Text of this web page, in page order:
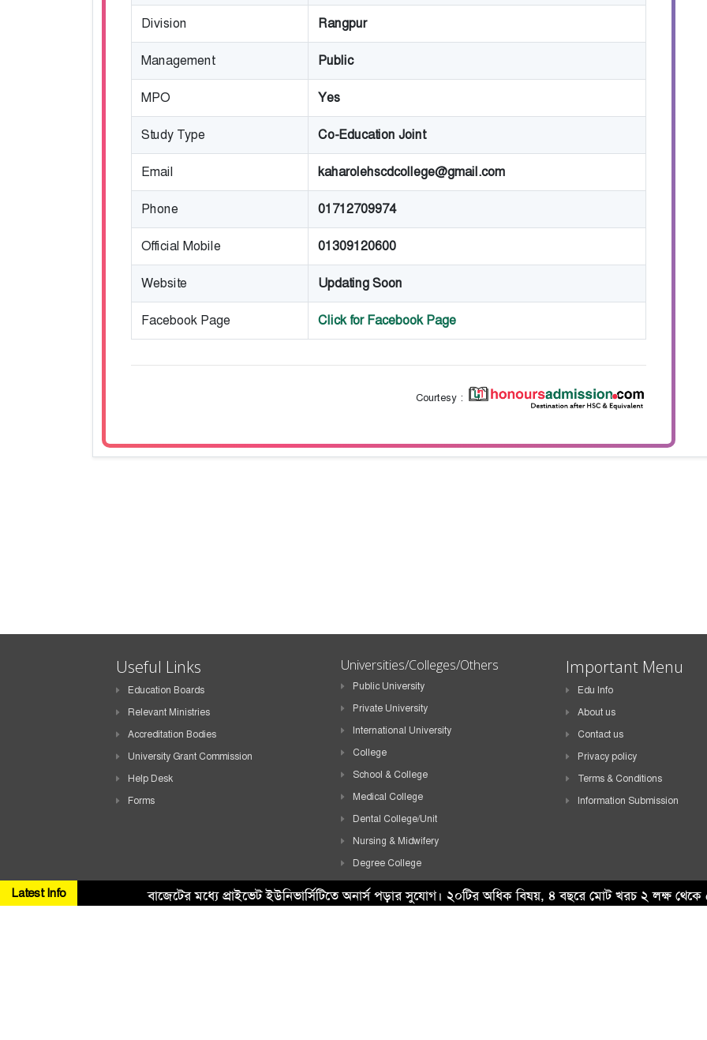
Division Rangpur
Management Public
MPO Yes
Study Type Co-Education Joint
Email kaharolehscdcollege@gmail.com
Phone 01712709974
Official Mobile 01309120600
Website Updating Soon
Facebook Page Click for Facebook Page
Courtesy :
Latest Info বাজেটের মধ্যে প্রাইভেট ইউনিভার্সিটিতে অনার্স পড়ার সুযোগ। ২০টির অধিক বিষয়, ৪ বছরে মোট খরচ ২ লক্ষ
Useful Links
Education Boards
Relevant Ministries
Accreditation Bodies
University Grant Commission
Help Desk
Forms
Universities/Colleges/Others
Public University
Private University
International University
College
School & College
Medical College
Dental College/Unit
Nursing & Midwifery
Degree College
HSC College
School
Important Menu
Edu Info
About us
Contact us
Privacy policy
Terms & Conditions
Information Submission